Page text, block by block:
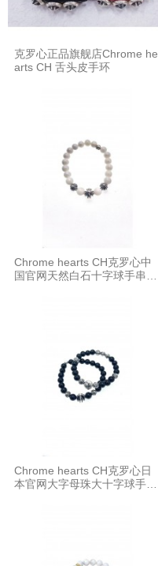
克罗心正品旗舰店Chrome he
arts CH 舌头皮手环
Chrome hearts CH克罗心中
国官网天然白石十字球手串8M
Chrome hearts CH克罗心日
本官网大字母珠大十字球手串